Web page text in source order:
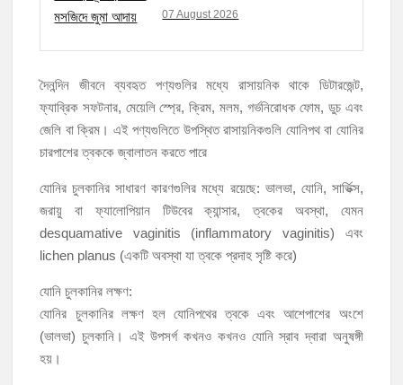
07 August 2026
দৈনন্দিন জীবনে ব্যবহৃত পণ্যগুলির মধ্যে রাসায়নিক থাকে ডিটারজেন্ট,
ফ্যাব্রিক সফটনার, মেয়েলি স্প্রে, ক্রিম, মলম, গর্ভনিরোধক ফোম, ডুচ এবং
জেলি বা ক্রিম। এই পণ্যগুলিতে উপস্থিত রাসায়নিকগুলি যোনিপথ বা যোনির
চারপাশের ত্বককে জ্বালাতন করতে পারে
যোনির চুলকানির সাধারণ কারণগুলির মধ্যে রয়েছে: ভালভা, যোনি, সার্ভিক্স,
জরায়ু বা ফ্যালোপিয়ান টিউবের ক্যান্সার, ত্বকের অবস্থা, যেমন
desquamative vaginitis (inflammatory vaginitis) এবং
lichen planus (একটি অবস্থা যা ত্বকে প্রদাহ সৃষ্টি করে)
যোনি চুলকানির লক্ষণ:
যোনির চুলকানির লক্ষণ হল যোনিপথের ত্বকে এবং আশেপাশের অংশে
(ভালভা) চুলকানি। এই উপসর্গ কখনও কখনও যোনি স্রাব দ্বারা অনুষঙ্গী
হয়।